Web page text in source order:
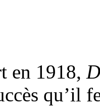
en 1918,
qu’il